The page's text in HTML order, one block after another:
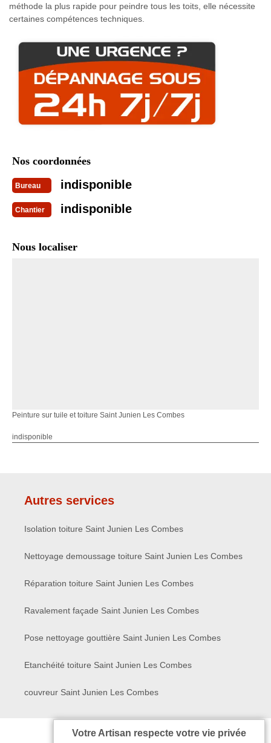
méthode la plus rapide pour peindre tous les toits, elle nécessite
certaines compétences techniques.
Nos coordonnées
Bureau indisponible
Chantier indisponible
Nous localiser
Peinture sur tuile et toiture Saint Junien Les Combes
indisponible
Autres services
Isolation toiture Saint Junien Les Combes
Nettoyage demoussage toiture Saint Junien Les Combes
Réparation toiture Saint Junien Les Combes
Ravalement façade Saint Junien Les Combes
Pose nettoyage gouttière Saint Junien Les Combes
Etanchéité toiture Saint Junien Les Combes
couvreur Saint Junien Les Combes
Votre Artisan respecte votre vie privée